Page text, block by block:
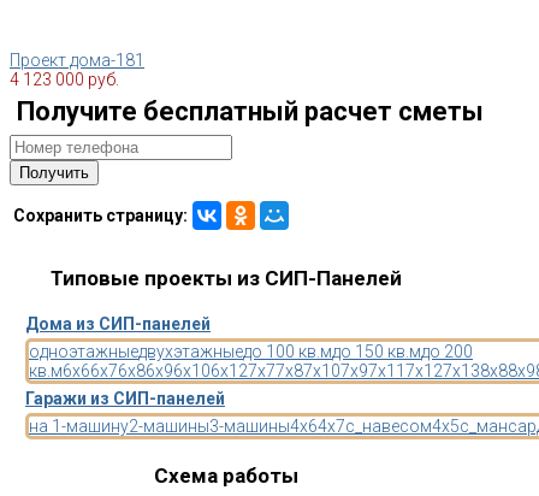
Проект дома-181
4 123 000 руб.
Получите бесплатный расчет сметы
Сохранить страницу:
Типовые проекты из СИП-Панелей
Дома из СИП-панелей
одноэтажныедвухэтажныедо 100 кв.мдо 150 кв.мдо 200
кв.м6x66x76x86x96x106x127x77x87x107x97x11 7x127x138x88x9
Гаражи из СИП-панелей
на 1-машину2-машины3-машины4x64x7с_навесом4x5
Схема работы